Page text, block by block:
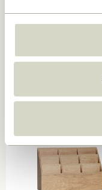
319,00kr.